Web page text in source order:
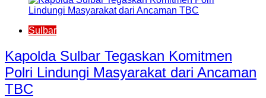
Sulbar
Kapolda Sulbar Tegaskan Komitmen
Polri Lindungi Masyarakat dari Ancaman
TBC